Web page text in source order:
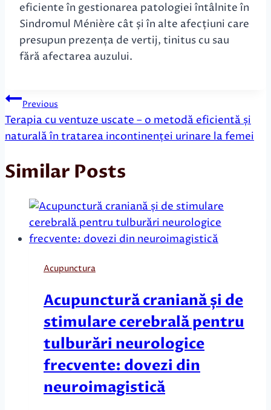
eficiente în gestionarea patologiei întâlnite în
Sindromul Ménière cât și în alte afecțiuni care
presupun prezența de vertij, tinitus cu sau
fără afectarea auzului.
Navigare
în
articole
Previous
Terapia cu ventuze uscate – o metodă eficientă și
naturală în tratarea incontinenței urinare la femei
Similar Posts
Acupunctura
Acupunctură craniană și de
stimulare cerebrală pentru
tulburări neurologice
frecvente: dovezi din
neuroimagistică